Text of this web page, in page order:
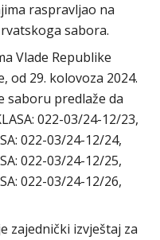
raspravljao na
sabora.
Vlade Republike
od 29. kolovoza 2024.
saboru predlaže da
022-03/24-12/23,
022-03/24-12/24,
022-03/24-12/25,
022-03/24-12/26,
zajednički izvještaj za